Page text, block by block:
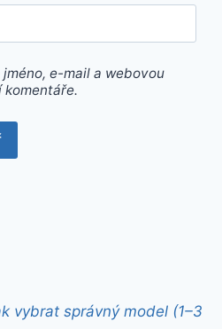
e-mail a webovou
vybrat správný model (1–3